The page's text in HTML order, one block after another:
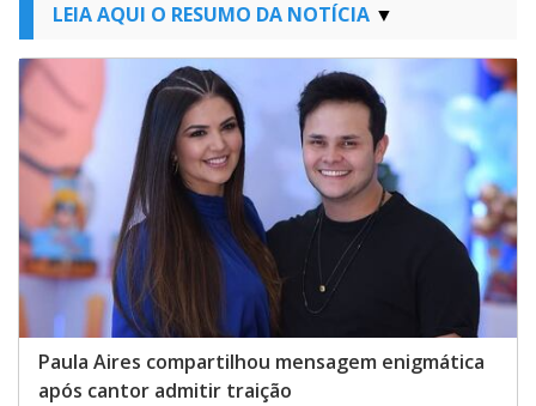
LEIA AQUI O RESUMO DA NOTÍCIA
Paula Aires compartilhou mensagem enigmática
após cantor admitir traição